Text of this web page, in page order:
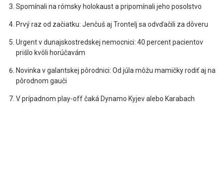
Spomínali na rómsky holokaust a pripomínali jeho posolstvo
Prvý raz od začiatku: Jenčuš aj Trontelj sa odvďačili za dôveru
Urgent v dunajskostredskej nemocnici: 40 percent pacientov
prišlo kvôli horúčavám
Novinka v galantskej pôrodnici: Od júla môžu mamičky rodiť aj na
pôrodnom gauči
V prípadnom play-off čaká Dynamo Kyjev alebo Karabach